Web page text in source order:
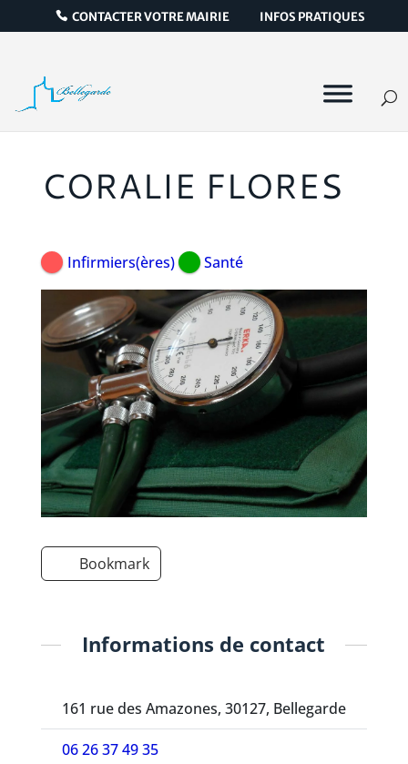
CONTACTER VOTRE MAIRIE INFOS PRATIQUES
CORALIE FLORES
Infirmiers(ères) Santé
Bookmark
Informations de contact
161 rue des Amazones, 30127, Bellegarde
06 26 37 49 35